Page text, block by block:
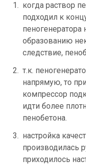
когда раствор
подходил к
образованию
следствие,
т.к.
напрямую, то
компрессор
идти более
пенобетона.
настройка
производилась
приходилось